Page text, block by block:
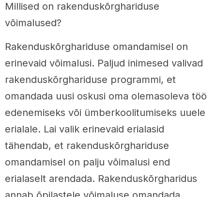
Millised on rakenduskõrghariduse
võimalused?
Rakenduskõrghariduse omandamisel on
erinevaid võimalusi. Paljud inimesed valivad
rakenduskõrghariduse programmi, et
omandada uusi oskusi oma olemasoleva töö
edenemiseks või ümberkoolitumiseks uuele
erialale. Lai valik erinevaid erialasid
tähendab, et rakenduskõrghariduse
omandamisel on palju võimalusi end
erialaselt arendada. Rakenduskõrgharidus